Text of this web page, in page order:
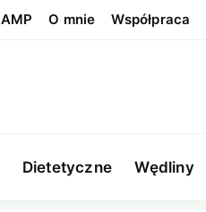
AMP O mnie Współpraca
Dietetyczne Wędliny